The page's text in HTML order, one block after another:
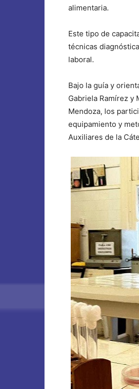
alimentaria.
Este tipo de
técnicas
laboral.
Bajo la guía y
Gabriela Ramírez y
Mendoza, los
equipamiento y
Auxiliares de la